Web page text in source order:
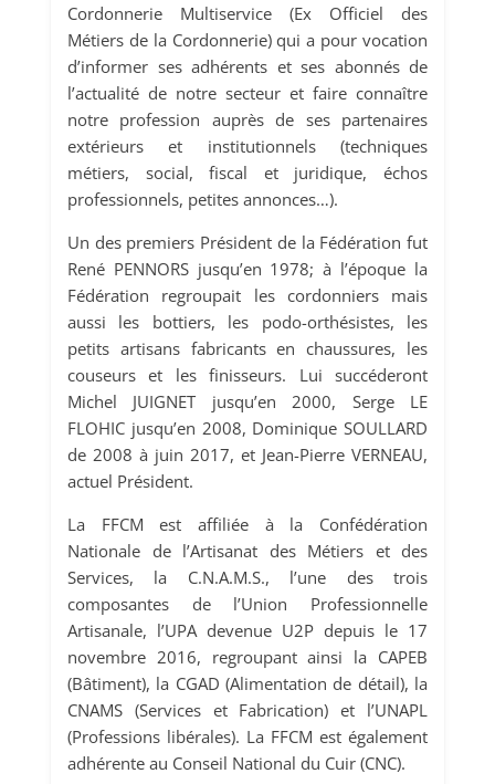
Cordonnerie Multiservice (Ex Officiel des
Métiers de la Cordonnerie) qui a pour vocation
d’informer ses adhérents et ses abonnés de
l’actualité de notre secteur et faire connaître
notre profession auprès de ses partenaires
extérieurs et institutionnels (techniques
métiers, social, fiscal et juridique, échos
professionnels, petites annonces…).
Un des premiers Président de la Fédération fut
René PENNORS jusqu’en 1978; à l’époque la
Fédération regroupait les cordonniers mais
aussi les bottiers, les podo-orthésistes, les
petits artisans fabricants en chaussures, les
couseurs et les finisseurs. Lui succéderont
Michel JUIGNET jusqu’en 2000, Serge LE
FLOHIC jusqu’en 2008, Dominique SOULLARD
de 2008 à juin 2017, et Jean-Pierre VERNEAU,
actuel Président.
La FFCM est affiliée à la Confédération
Nationale de l’Artisanat des Métiers et des
Services, la C.N.A.M.S., l’une des trois
composantes de l’Union Professionnelle
Artisanale, l’UPA devenue U2P depuis le 17
novembre 2016, regroupant ainsi la CAPEB
(Bâtiment), la CGAD (Alimentation de détail), la
CNAMS (Services et Fabrication) et l’UNAPL
(Professions libérales). La FFCM est également
adhérente au Conseil National du Cuir (CNC).